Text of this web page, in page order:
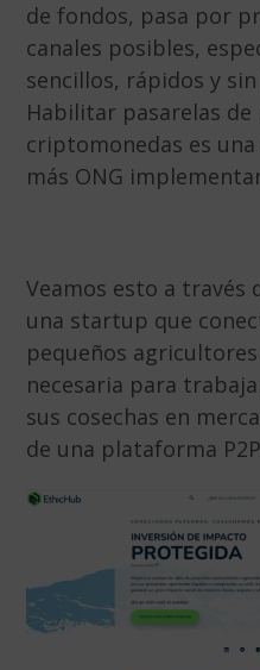
de fondos, pasa por
canales posibles,
sencillos, rápidos y
Habilitar pasarelas
criptomonedas es
más ONG
Veamos esto a través
una startup que
pequeños
necesaria para
sus cosechas en
de una plataforma